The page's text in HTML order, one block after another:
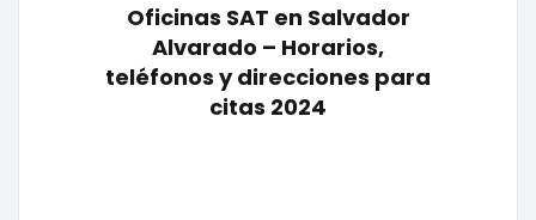
Oficinas SAT en Salvador
Alvarado – Horarios,
teléfonos y direcciones para
citas 2024